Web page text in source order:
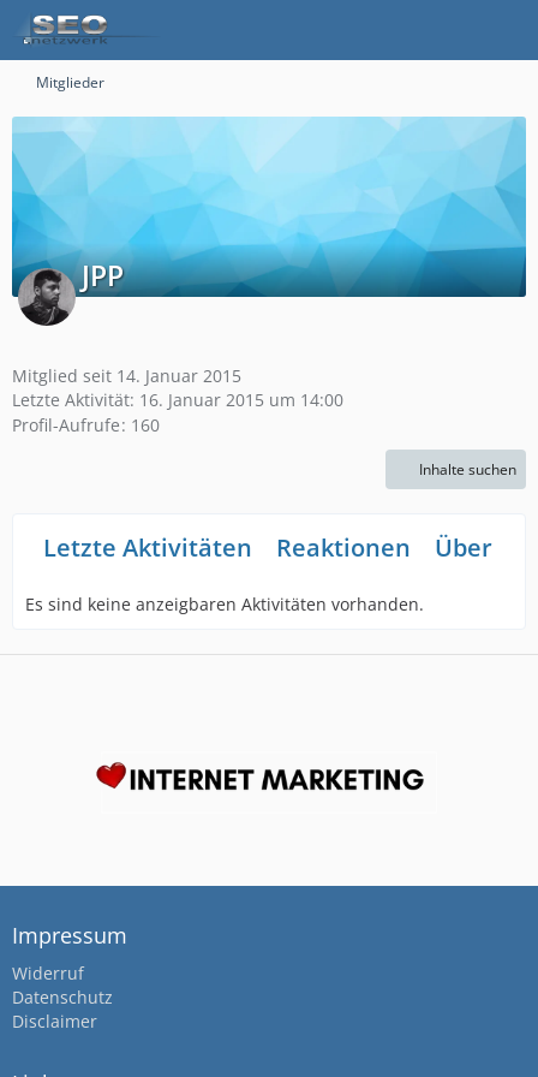
Mitglieder
JPP
Mitglied seit 14. Januar 2015
Letzte Aktivität: 16. Januar 2015 um 14:00
Profil-Aufrufe 160
Inhalte suchen
Letzte Aktivitäten Reaktionen Über
Es sind keine anzeigbaren Aktivitäten vorhanden.
Impressum
Widerruf
Datenschutz
Disclaimer